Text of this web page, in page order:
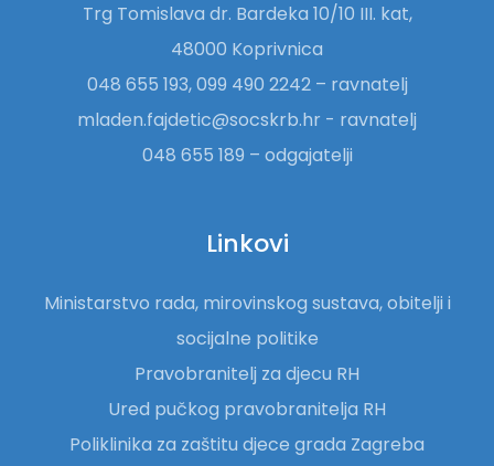
Trg Tomislava dr. Bardeka 10/10 III. kat,
48000 Koprivnica
048 655 193, 099 490 2242 – ravnatelj
mladen.fajdetic@socskrb.hr - ravnatelj
048 655 189 – odgajatelji
Linkovi
Ministarstvo rada, mirovinskog sustava, obitelji i
socijalne politike
Pravobranitelj za djecu RH
Ured pučkog pravobranitelja RH
Poliklinika za zaštitu djece grada Zagreba